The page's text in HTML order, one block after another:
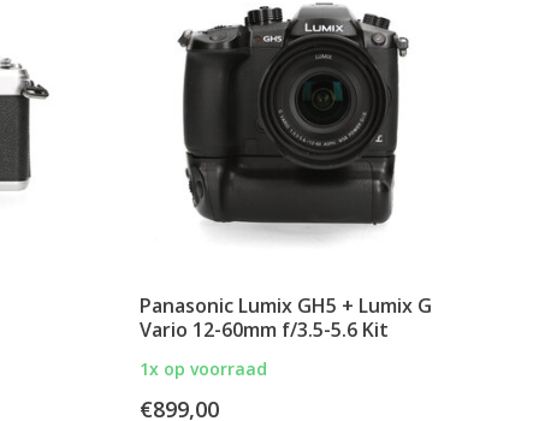
Panasonic Lumix GH5 + Lumix G
Vario 12-60mm f/3.5-5.6 Kit
1x op voorraad
€899,00